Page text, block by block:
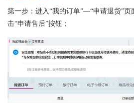
第一步：进入“我的订单”—“申请退货”页
击“申请售后”按钮；